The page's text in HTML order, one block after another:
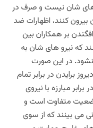
های شان نیست و صرف در
بیرون کنند، اظهارات ضد
بر همکاران بین
که نیرو های شان به
نشود. در این صورت
برایدن در برابر تمام
مبارزه با نیروی
وضعیت متفاوت است و
می بینند که از سوی